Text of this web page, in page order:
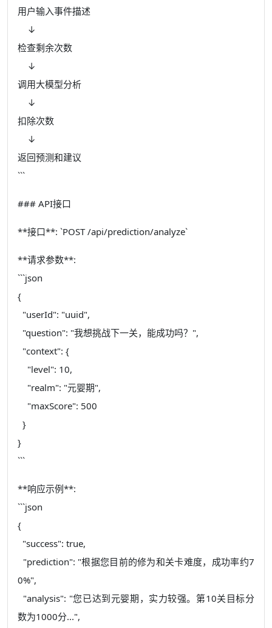
用户输入事件描述
↓
检查剩余次数
↓
调用大模型分析
↓
扣除次数
↓
返回预测和建议
```
### API接口
**接口**: `POST /api/prediction/analyze`
**请求参数**:
```json
{
"userId": "uuid",
"question": "我想挑战下一关，能成功吗？",
"context": {
"level": 10,
"realm": "元婴期",
"maxScore": 500
}
}
```
**响应示例**:
```json
{
"success": true,
"prediction": "根据您目前的修为和关卡难度，成功率约7
0%",
"analysis": "您已达到元婴期，实力较强。第10关目标分
数为1000分...",